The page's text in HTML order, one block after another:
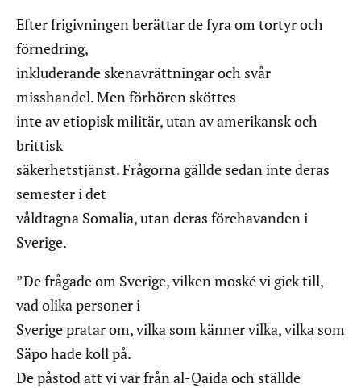
Efter frigivningen berättar de fyra om tortyr och
förnedring,
inkluderande skenavrättningar och svår
misshandel. Men förhören sköttes
inte av etiopisk militär, utan av amerikansk och
brittisk
säkerhetstjänst. Frågorna gällde sedan inte deras
semester i det
våldtagna Somalia, utan deras förehavanden i
Sverige.
”De frågade om Sverige, vilken moské vi gick till,
vad olika personer i
Sverige pratar om, vilka som känner vilka, vilka som
Säpo hade koll på.
De påstod att vi var från al-Qaida och ställde